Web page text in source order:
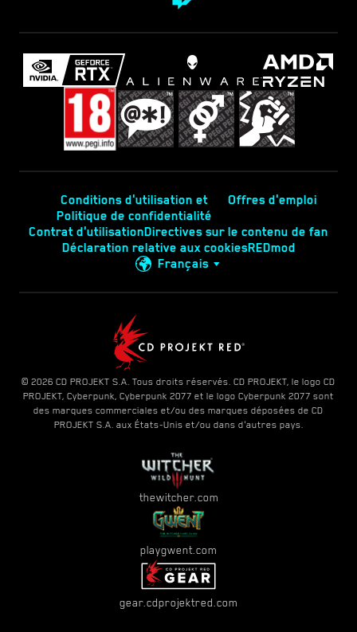
Conditions d'utilisation et
Politique de confidentialité
Offres d'emploi
Contrat d'utilisationDirectives sur le contenu de fan
Déclaration relative aux cookiesREDmod
Français
© 2026 CD PROJEKT S.A. Tous droits réservés. CD PROJEKT, le logo CD
PROJEKT, Cyberpunk, Cyberpunk 2077 et le logo Cyberpunk 2077 sont
des marques commerciales et/ou des marques déposées de CD
PROJEKT S.A. aux États-Unis et/ou dans d'autres pays.
thewitcher.com
playgwent.com
gear.cdprojektred.com